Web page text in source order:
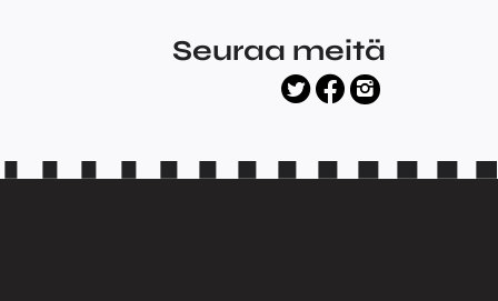
Seuraa meitä
twitter
facebook
instagram